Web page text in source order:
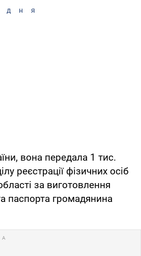
дня
вона передала 1 тис.
реєстрації фізичних осіб
за виготовлення
паспорта громадянина